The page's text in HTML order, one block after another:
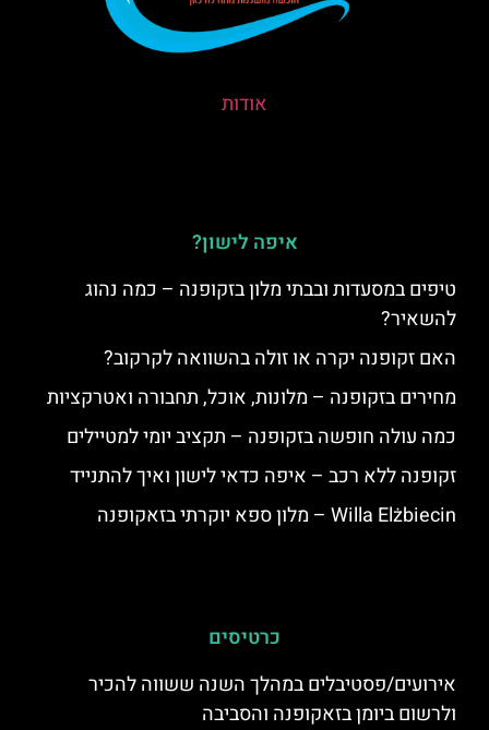
אודות
איפה לישון?
טיפים במסעדות ובבתי מלון בזקופנה – כמה נהוג
להשאיר?
האם זקופנה יקרה או זולה בהשוואה לקרקוב?
מחירים בזקופנה – מלונות, אוכל, תחבורה ואטרקציות
כמה עולה חופשה בזקופנה – תקציב יומי למטיילים
זקופנה ללא רכב – איפה כדאי לישון ואיך להתנייד
Willa Elżbiecin – מלון ספא יוקרתי בזאקופנה
כרטיסים
אירועים/פסטיבלים במהלך השנה ששווה להכיר
ולרשום ביומן בזאקופנה והסביבה